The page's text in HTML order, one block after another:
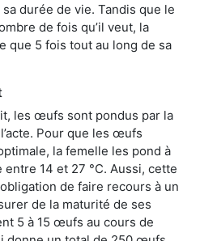
durée de vie. Tandis que le
de fois qu’il veut, la
que 5 fois tout au long de sa
les œufs sont pondus par la
Pour que les œufs
la femelle les pond à
14 et 27 °C. Aussi, cette
de faire recours à un
de la maturité de ses
5 à 15 œufs au cours de